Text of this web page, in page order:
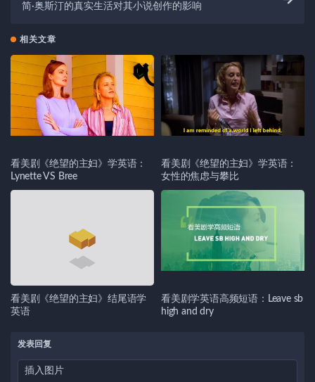
简·奥斯汀的真实生活对其小说创作的影响
相关文章
看美剧《绝望的主妇》学英语：
Lynette VS Bree
看美剧《绝望的主妇》学英语：
女性的焦虑与攀比
看美剧《绝望的主妇》结尾语学
英语
看美剧学英语高频短语：Leave sb
high and dry
发表回复
插入图片